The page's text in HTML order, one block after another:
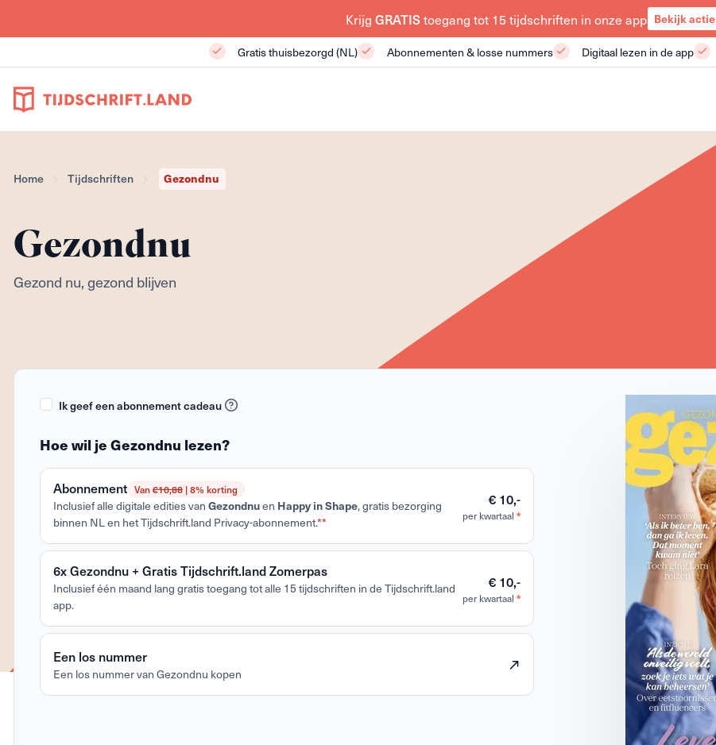
Krijg GRATIStoegang tot 15 tijdschriften in onze app Bekijk actie
Gratis thuisbezorgd (NL) Abonnementen & losse nummers Digitaal lezen in de app
Home Tijdschriften Gezondnu
Gezondnu
Gezond nu, gezond blijven
Ik geef een abonnement cadeau
Hoe wil je Gezondnu lezen?
Van€10,88| 8% korting
Abonnement
Inclusief alle digitale edities van Gezondnuen Happy in Shape, gratis bezorging
binnen NL en het Tijdschrift.land Privacy-abonnement.**
€ 10,-
per kwartaal *
6x Gezondnu + Gratis Tijdschrift.land Zomerpas
Inclusief één maand lang gratis toegang tot alle 15 tijdschriften in de Tijdschrift.land
app.
€ 10,-
per kwartaal *
Een los nummer
Een los nummer van Gezondnu kopen